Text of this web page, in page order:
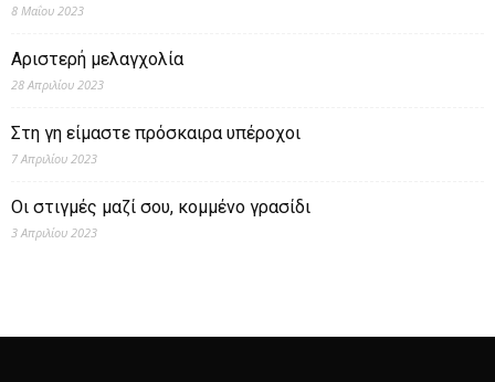
8 Μαΐου 2023
Αριστερή μελαγχολία
28 Απριλίου 2023
Στη γη είμαστε πρόσκαιρα υπέροχοι
7 Απριλίου 2023
Οι στιγμές μαζί σου, κομμένο γρασίδι
3 Απριλίου 2023